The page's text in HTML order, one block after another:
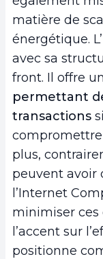
matière de
énergétique.
avec sa
front. Il offre
permettant
transactions
compromettre
plus,
peuvent avoir
l’Internet
minimiser ces
l’accent sur
positionne